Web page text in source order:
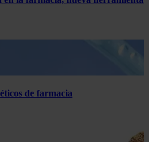
de farmacia